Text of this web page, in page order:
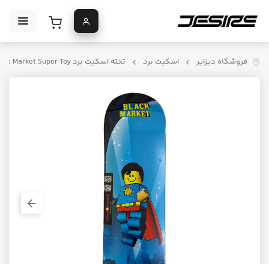
فروشگاه دیزایر اسکیت برد تخته اسکیت برد Black Market Super Toy